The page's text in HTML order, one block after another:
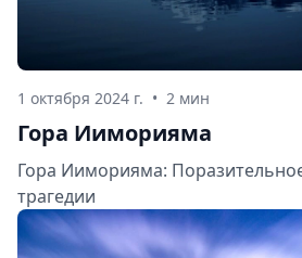
1 октября 2024 г. • 2 мин
Гора Ииморияма
Гора Ииморияма:
трагедии